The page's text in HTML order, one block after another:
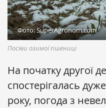
Фото: SuperAgronom.com
Посіви озимої пшениці
На початку другої
спостерігалась
року, погода з